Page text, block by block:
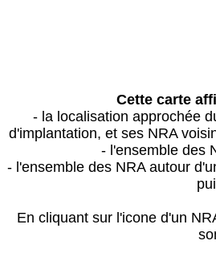
Cette carte
- la localisation approchée
d'implantation, et ses NRA
- l'ensemble des
- l'ensemble des NRA autour
En cliquant sur l'icone d'un